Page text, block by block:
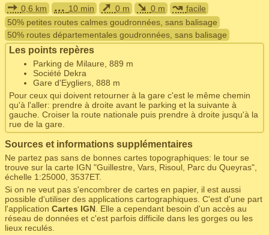
➙ 0,6 km ... 10 min ➚ 0 m ➘ 0 m ↝ facile
50% petites routes calmes goudronnées, sans balisage
50% routes départementales goudronnées, sans balisage
Les points repères
Parking de Milaure, 889 m
Société Dekra
Gare d'Eygliers, 888 m
Pour ceux qui doivent retourner à la gare c'est le même chemin
qu'à l'aller: prendre à droite avant le parking et la suivante à
gauche. Croiser la route nationale puis prendre à droite jusqu'à la
rue de la gare.
Sources et informations supplémentaires
Ne partez pas sans de bonnes cartes topographiques: le tour se
trouve sur la carte IGN "Guillestre, Vars, Risoul, Parc du Queyras",
échelle 1:25000, 3537ET.
Si on ne veut pas s'encombrer de cartes en papier, il est aussi
possible d'utiliser des applications cartographiques. C'est d'une part
l'application Cartes IGN . Elle a cependant besoin d'un accès au
réseau de données et c'est parfois difficile dans les gorges ou les
lieux reculés.